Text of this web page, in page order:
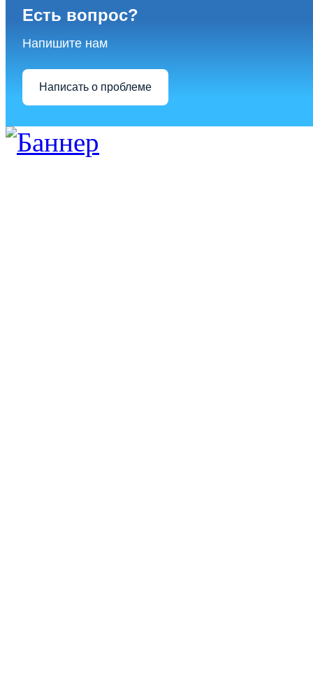
Есть вопрос?
Напишите нам
Написать о проблеме